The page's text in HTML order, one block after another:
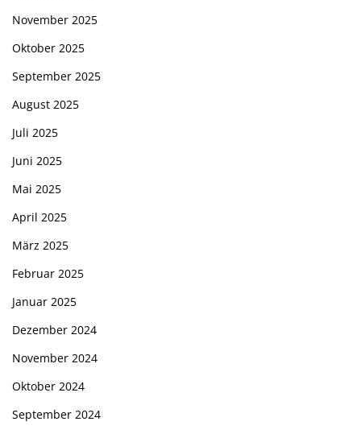
November 2025
Oktober 2025
September 2025
August 2025
Juli 2025
Juni 2025
Mai 2025
April 2025
März 2025
Februar 2025
Januar 2025
Dezember 2024
November 2024
Oktober 2024
September 2024